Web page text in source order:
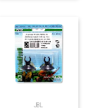
JBL